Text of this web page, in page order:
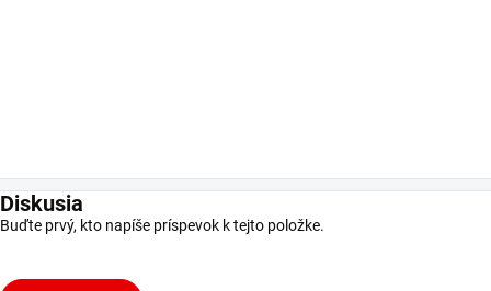
Diskusia
Buďte prvý, kto napíše príspevok k tejto položke.